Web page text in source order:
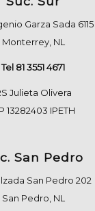
Garza Sada 6115
Monterrey, NL
Tel 81 3551 4671
Julieta Olivera
13282403 IPETH
San Pedro
San Pedro 202
San Pedro, NL